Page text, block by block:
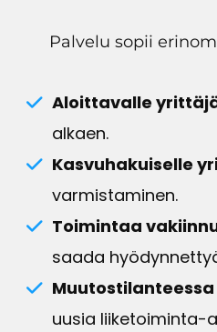
Palvelu sopii
Aloittavalle
alkaen.
Kasvuhakuiselle
varmistaminen.
Toimintaa
saada
uusia liiketoiminta-